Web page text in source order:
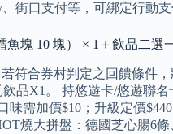
街口支付等，可綁定行動
塊 10 塊） × 1＋飲品二選
合券村判定之回饋條件
品X1。 持悠遊卡/悠遊聯
需加價$10；升級定價
燒大拼盤：德國芝心腸6